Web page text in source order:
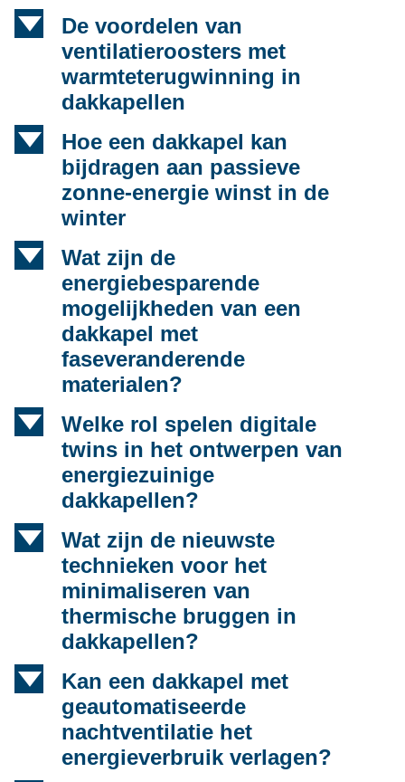
d
De voordelen van
ventilatieroosters met
warmteterugwinning in
dakkapellen
d
Hoe een dakkapel kan
bijdragen aan passieve
zonne-energie winst in de
winter
d
Wat zijn de
energiebesparende
mogelijkheden van een
dakkapel met
faseveranderende
materialen?
d
Welke rol spelen digitale
twins in het ontwerpen van
energiezuinige
dakkapellen?
d
Wat zijn de nieuwste
technieken voor het
minimaliseren van
thermische bruggen in
dakkapellen?
d
Kan een dakkapel met
geautomatiseerde
nachtventilatie het
energieverbruik verlagen?